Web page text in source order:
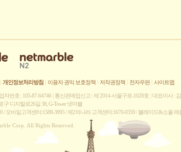
| 개인정보처리방침 | 이용자 권익 보호정책 | 저작권정책 | 전자우편 | 사이트맵
자번호 : 105-87-64746 | 통신판매업신고 : 제 2014-서울구로-1028호 |대표이사 :
구 디지털로26길 38, G-Tower 넷마블
/ 모바일고객센터:1588-3995 / 제2의나라 고객센터:1670-0359 / 블레이드&소울
Corp. All Rights Reserved.